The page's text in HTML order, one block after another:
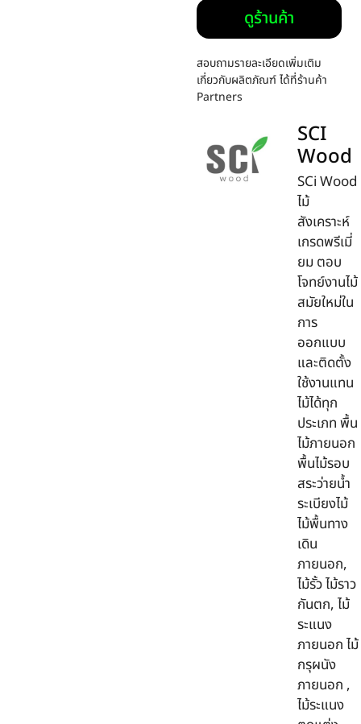
ดูร้านค้า
สอบถามรายละเอียดเพิ่มเติม
เกี่ยวกับผลิตภัณฑ์ ได้ที่ร้านค้า
Partners
SCI
Wood
SCi Wood
ไม้
สังเคราะห์
เกรดพรีเมี่
ยม ตอบ
โจทย์งานไม้
สมัยใหม่ใน
การ
ออกแบบ
และติดตั้ง
ใช้งานแทน
ไม้ได้ทุก
ประเภท พื้น
ไม้ภายนอก
พื้นไม้รอบ
สระว่ายน้ำ
ระเบียงไม้
ไม้พื้นทาง
เดิน
ภายนอก,
ไม้รั้ว ไม้ราว
กันตก, ไม้
ระแนง
ภายนอก ไม้
กรุผนัง
ภายนอก ,
ไม้ระแนง